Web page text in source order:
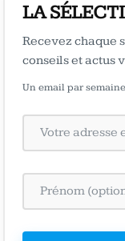
LA
Recevez chaque
conseils et actus
Un email par